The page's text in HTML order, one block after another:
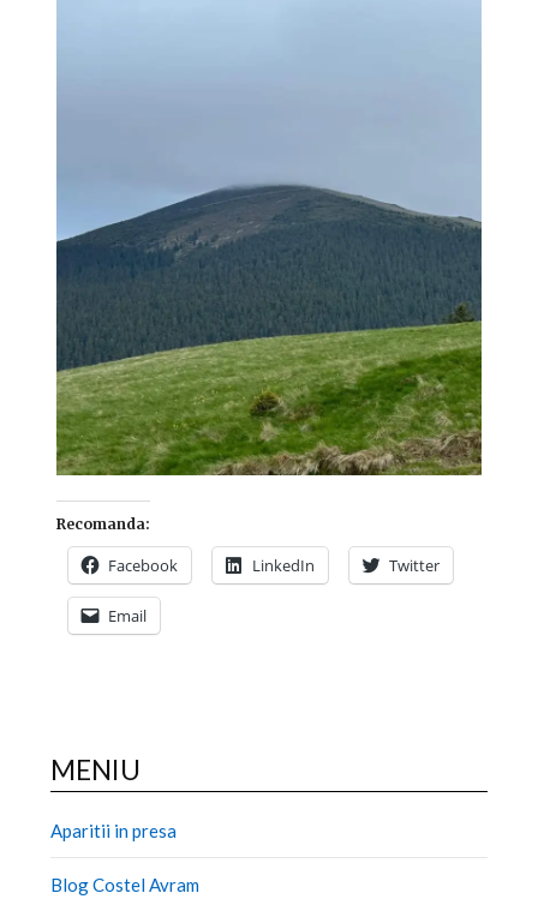
Recomanda:
Facebook LinkedIn Twitter
Email
MENIU
Aparitii in presa
Blog Costel Avram